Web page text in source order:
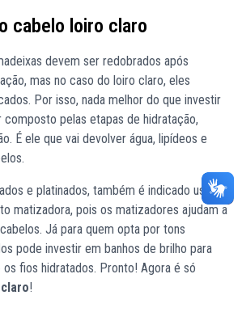
cabelo loiro claro
devem ser redobrados após
mas no caso do loiro claro, eles
Por isso, nada melhor do que investir
composto pelas etapas de hidratação,
É ele que vai devolver água, lipídeos e
e platinados, também é indicado usar
matizadora, pois os matizadores ajudam a
Já para quem opta por tons
pode investir em banhos de brilho para
fios hidratados. Pronto! Agora é só
!